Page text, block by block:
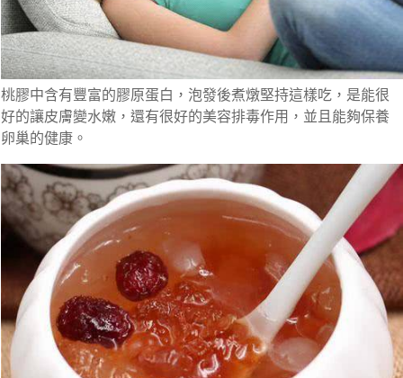
桃膠中含有豐富的膠原蛋白，泡發後煮燉堅持這樣吃，是能很
好的讓皮膚變水嫩，還有很好的美容排毒作用，並且能夠保養
卵巢的健康。